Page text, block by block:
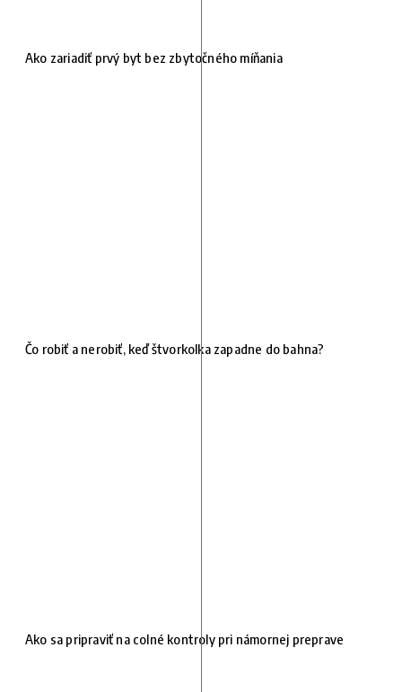
Ako zariadiť prvý byt bez zbytočného míňania
Čo robiť a nerobiť, keď štvorkolka zapadne do bahna?
Ako sa pripraviť na colné kontroly pri námornej preprave